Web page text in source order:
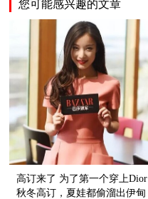
您可能感兴趣的文章
高订来了 为了第一个穿上Dior
秋冬高订，夏娃都偷溜出伊甸